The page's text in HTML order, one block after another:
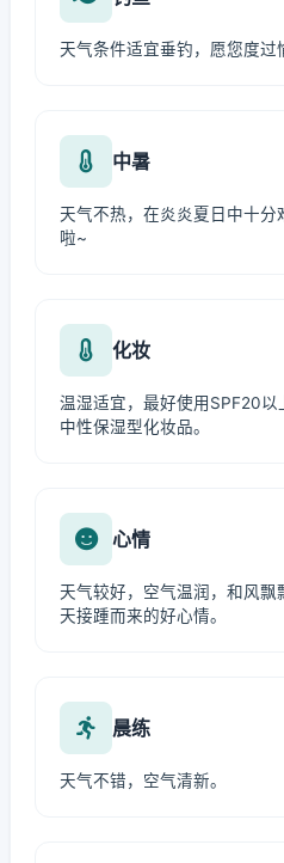
天气条件适宜垂钓，愿您度过
中暑
天气不热，在炎炎夏日中十分
啦~
化妆
温湿适宜，最好使用SPF20以
中性保湿型化妆品。
心情
天气较好，空气温润，和风飘
天接踵而来的好心情。
晨练
天气不错，空气清新。